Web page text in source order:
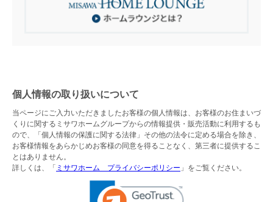
個人情報の取り扱いについて
当ページにご入力いただきましたお客様の個人情報は、お客様のお住まいづ
くりに関するミサワホームグループからの情報提供・販売活動に利用するも
ので、「個人情報の保護に関する法律」その他の法令に定める場合を除き、
お客様情報をあらかじめお客様の同意を得ることなく、第三者に提供するこ
とはありません。
詳しくは、「 ミサワホーム プライバシーポリシー 」をご覧ください。